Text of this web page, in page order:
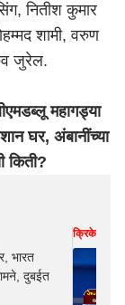
नितीश कुमार
शामी, वरुण
जुरेल.
महागड्या
घर, अंबानींच्या
किती?
भारत
दुबईत
क्रिकेट